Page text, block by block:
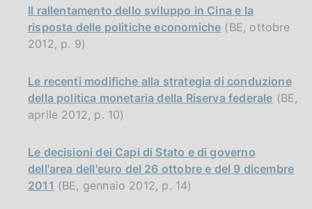
Il rallentamento dello sviluppo in Cina e la
risposta delle politiche economiche (BE, ottobre
2012, p. 9)
Le recenti modifiche alla strategia di conduzione
della politica monetaria della Riserva federale (BE,
aprile 2012, p. 10)
Le decisioni dei Capi di Stato e di governo
dell'area dell'euro del 26 ottobre e del 9 dicembre
2011 (BE, gennaio 2012, p. 14)